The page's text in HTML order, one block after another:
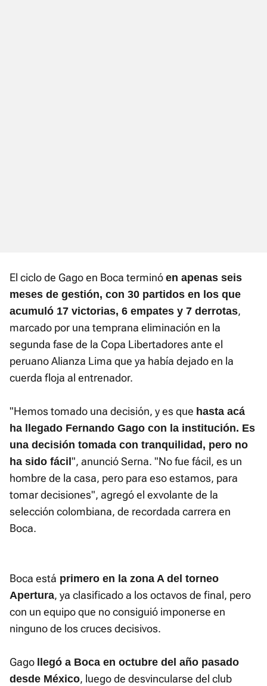
El ciclo de Gago en Boca terminó en apenas seis
meses de gestión, con 30 partidos en los que
acumuló 17 victorias, 6 empates y 7 derrotas,
marcado por una temprana eliminación en la
segunda fase de la Copa Libertadores ante el
peruano Alianza Lima que ya había dejado en la
cuerda floja al entrenador.
"Hemos tomado una decisión, y es que hasta acá
ha llegado Fernando Gago con la institución. Es
una decisión tomada con tranquilidad, pero no
ha sido fácil ", anunció Serna. "No fue fácil, es un
hombre de la casa, pero para eso estamos, para
tomar decisiones", agregó el exvolante de la
selección colombiana, de recordada carrera en
Boca.
Boca está primero en la zona A del torneo
Apertura, ya clasificado a los octavos de final, pero
con un equipo que no consiguió imponerse en
ninguno de los cruces decisivos.
Gago
llegó a Boca en octubre del año pasado
desde México, luego de desvincularse del club